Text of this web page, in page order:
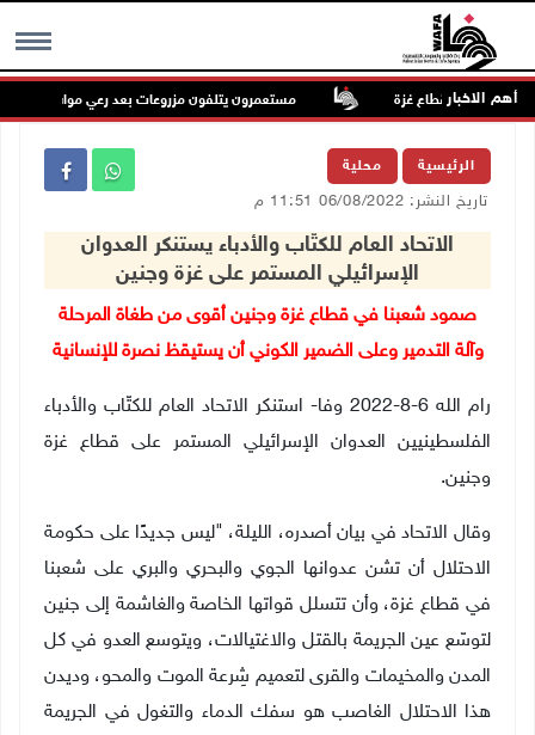
MENU أهم الاخبار مستعمرون يتلفون مزروعات بعد رعي مواشيهم في
الرئيسية محلية
تاريخ النشر: 06/08/2022 11:51 م
الاتحاد العام للكتّاب والأدباء يستنكر العدوان
الإسرائيلي المستمر على غزة وجنين
صمود شعبنا في قطاع غزة وجنين أقوى من طغاة المرحلة
وآلة التدمير وعلى الضمير الكوني أن يستيقظ نصرة للإنسانية
رام الله 6-8-2022 وفا- استنكر الاتحاد العام للكتّاب والأدباء
الفلسطينيين العدوان الإسرائيلي المستمر على قطاع غزة
وجنين.
وقال الاتحاد في بيان أصدره، الليلة، "ليس جديدًا على حكومة
الاحتلال أن تشن عدوانها الجوي والبحري والبري على شعبنا
في قطاع غزة، وأن تتسلل قواتها الخاصة والغاشمة إلى جنين
لتوسّع عين الجريمة بالقتل والاغتيالات، ويتوسع العدو في كل
المدن والمخيمات والقرى لتعميم شِرعة الموت والمحو، وديدن
هذا الاحتلال الغاصب هو سفك الدماء والتغول في الجريمة